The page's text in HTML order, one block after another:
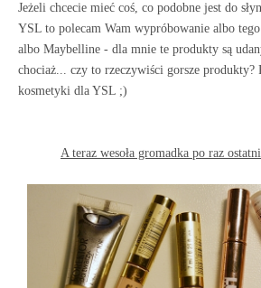
Jeżeli chcecie mieć coś, co podobne jest do
YSL to polecam Wam wypróbowanie albo
albo Maybelline - dla mnie te produkty są
chociaż... czy to rzeczywiści gorsze produkty?
kosmetyki dla YSL ;)
A teraz wesoła gromadka po raz